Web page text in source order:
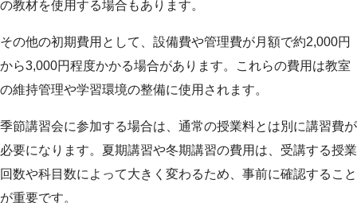
の教材を使用する場合もあります。
その他の初期費用として、設備費や管理費が月額で約2,000円
から3,000円程度かかる場合があります。これらの費用は教室
の維持管理や学習環境の整備に使用されます。
季節講習会に参加する場合は、通常の授業料とは別に講習費が
必要になります。夏期講習や冬期講習の費用は、受講する授業
回数や科目数によって大きく変わるため、事前に確認すること
が重要です。